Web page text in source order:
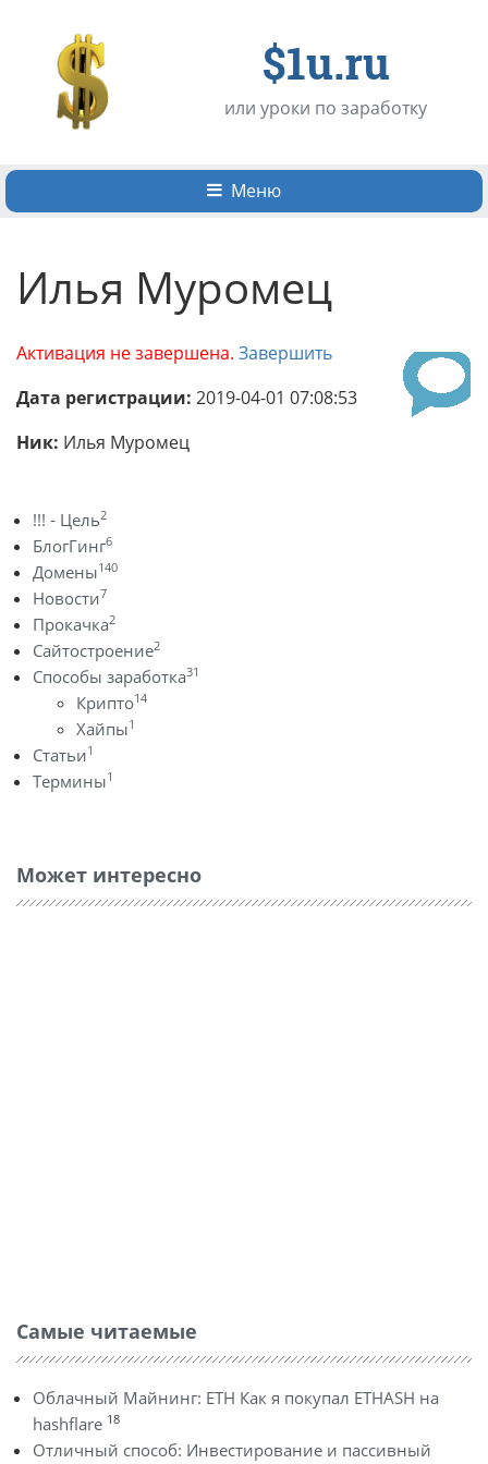
$1u.ru
или уроки по заработку
Меню
Илья Муромец
Активация не завершена. Завершить
Дата регистрации: 2019-04-01 07:08:53
Ник: Илья Муромец
!!! - Цель2
БлогГинг6
Домены140
Новости7
Прокачка2
Сайтостроение2
Способы заработка31
Крипто14
Хайпы1
Статьи1
Термины1
Может интересно
Самые читаемые
Облачный Майнинг: ETH Как я покупал ETHASH на
hashflare 18
Отличный способ: Инвестирование и пассивный